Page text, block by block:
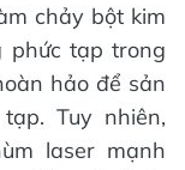
chảy bột kim
phức tạp trong
hảo để sản
Tuy nhiên,
laser mạnh